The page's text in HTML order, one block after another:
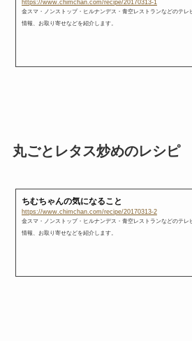
https://www.chimchan.com/recipe/20170313-1
金スマ・ノンストップ・ヒルナンデス・青空レストランなどのテレ
情報、お取り寄せなどを紹介します。
丸ごとレタス炒めのレシピ
ちむちゃんの気になること
https://www.chimchan.com/recipe/20170313-2
金スマ・ノンストップ・ヒルナンデス・青空レストランなどのテレ
情報、お取り寄せなどを紹介します。